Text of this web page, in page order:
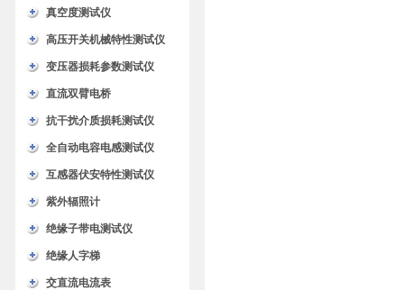
真空度测试仪
高压开关机械特性测试仪
变压器损耗参数测试仪
直流双臂电桥
抗干扰介质损耗测试仪
全自动电容电感测试仪
互感器伏安特性测试仪
紫外辐照计
绝缘子带电测试仪
绝缘人字梯
交直流电流表